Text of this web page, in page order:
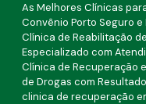
As Melhores Clínicas
Convênio Porto Seguro
Clínica de Reabilitação
Especializado com
Clínica de Recuperação
de Drogas com
clinica de recuperação